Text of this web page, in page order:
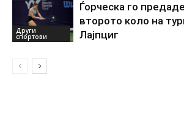
Други
спортови
Ѓорческа го
второто коло на
Лајпциг